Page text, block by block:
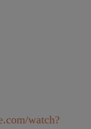
watch?